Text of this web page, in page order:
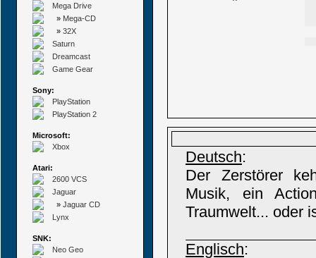
Mega Drive
» Mega-CD
» 32X
Saturn
Dreamcast
Game Gear
Sony:
PlayStation
PlayStation 2
Microsoft:
Xbox
Atari:
2600 VCS
Jaguar
» Jaguar CD
Lynx
SNK:
Neo Geo
Deutsch:
Der Zerstörer
Musik, ein
Traumwelt... oder
Englisch: